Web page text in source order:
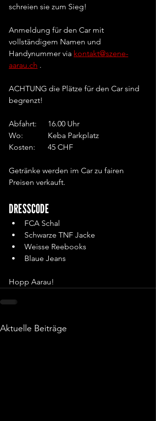
schreien sie zum Sieg!
Anmeldung für den Car mit
vollständigem Namen und
Handynummer via kontakt@szene-
aarau.ch .
ACHTUNG die Plätze für den Car sind
begrenzt!
Abfahrt: 	16.00 Uhr
Wo: 		Keba Parkplatz
Kosten:	45 CHF
Getränke werden im Car zu fairen
Preisen verkauft.
DRESSCODE
FCA Schal
Schwarze TNF Jacke
Weisse Reebooks
Blaue Jeans
Hopp Aarau!
Aktuelle Beiträge